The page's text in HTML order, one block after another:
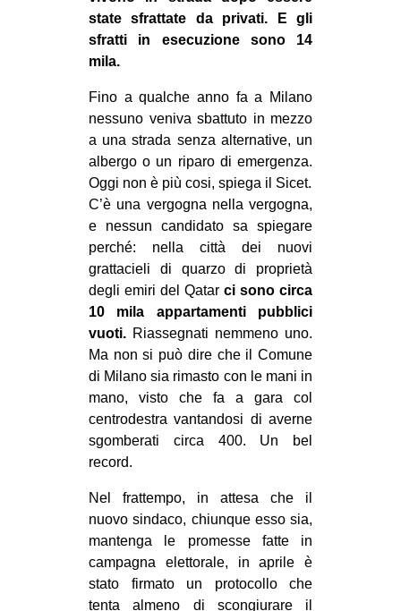
state sfrattate da privati. E gli
sfratti in esecuzione sono 14
mila.
Fino a qualche anno fa a Milano
nessuno veniva sbattuto in mezzo
a una strada senza alternative, un
albergo o un riparo di emergenza.
Oggi non è più cosi, spiega il Sicet.
C’è una vergogna nella vergogna,
e nessun candidato sa spiegare
perché: nella città dei nuovi
grattacieli di quarzo di proprietà
degli emiri del Qatar ci sono circa
10 mila appartamenti pubblici
vuoti. Riassegnati nemmeno uno.
Ma non si può dire che il Comune
di Milano sia rimasto con le mani in
mano, visto che fa a gara col
centrodestra vantandosi di averne
sgomberati circa 400. Un bel
record.
Nel frattempo, in attesa che il
nuovo sindaco, chiunque esso sia,
mantenga le promesse fatte in
campagna elettorale, in aprile è
stato firmato un protocollo che
tenta almeno di scongiurare il